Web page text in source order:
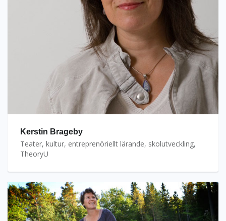
Kerstin Brageby
Teater, kultur, entreprenöriellt lärande, skolutveckling,
TheoryU